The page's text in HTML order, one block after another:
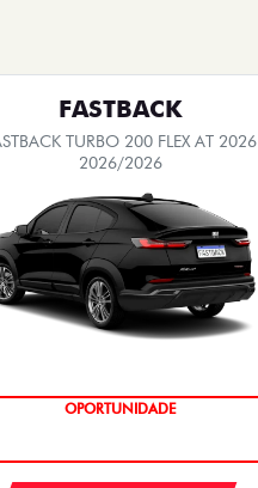
FASTBACK
TURBO 200 FLEX AT 2026
2026/2026
OPORTUNIDADE